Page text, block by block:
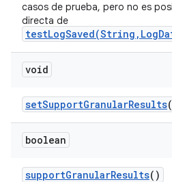
casos de prueba, pero no es
directa de
void
setSupportGranularResults
boolean
supportGranularResults()